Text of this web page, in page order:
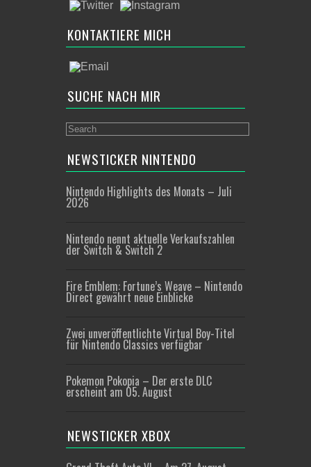
KONTAKTIERE MICH
SUCHE NACH MIR
NEWSTICKER NINTENDO
Nintendo Highlights des Monats – Juli
2026
Nintendo nennt aktuelle Verkaufszahlen
der Switch & Switch 2
Fire Emblem: Fortune’s Weave – Nintendo
Direct gewährt neue Einblicke
Zwei unveröffentlichte Virtual Boy-Titel
für Nintendo Classics verfügbar
Pokemon Pokopia – Der erste DLC
erscheint am 05. August
NEWSTICKER XBOX